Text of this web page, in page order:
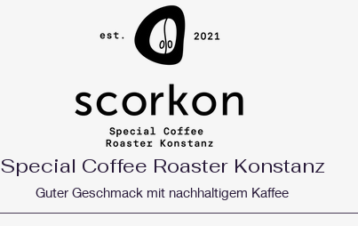
Special Coffee Roaster Konstanz
Guter Geschmack mit nachhaltigem Kaffee